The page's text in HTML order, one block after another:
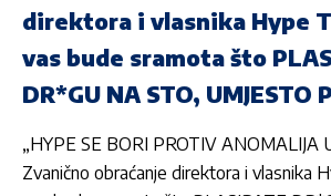
direktora i vlasnika Hype
vas bude sramota što
DR*GU NA STO, UMJESTO
„HYPE SE BORI PROTIV ANOMALIJA
Zvanično obraćanje direktora i vlasnika